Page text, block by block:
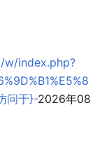
index.php?
问于}-2026年08